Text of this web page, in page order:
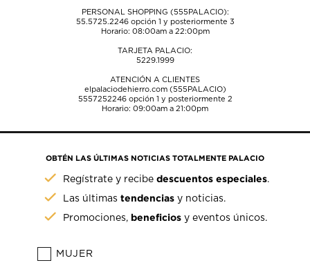
PERSONAL SHOPPING (555PALACIO):
55.5725.2246opción 1 y posteriormente 3
Horario: 08:00am a 22:00pm
TARJETA PALACIO:
5229.1999
ATENCIÓN A CLIENTES
elpalaciodehierro.com (555PALACIO)
5557252246opción 1 y posteriormente 2
Horario: 09:00am a 21:00pm
OBTÉN LAS ÚLTIMAS NOTICIAS TOTALMENTE PALACIO
Regístrate y recibedescuentos especiales.
Las últimastendencias y noticias.
Promociones, beneficios y eventos únicos.
MUJER